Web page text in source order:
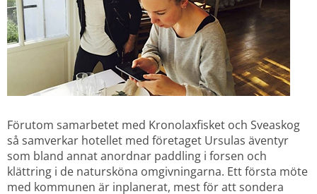
Förutom samarbetet med Kronolaxfisket och Sveaskog
så samverkar hotellet med företaget Ursulas äventyr
som bland annat anordnar paddling i forsen och
klättring i de natursköna omgivningarna. Ett första möte
med kommunen är inplanerat, mest för att sondera